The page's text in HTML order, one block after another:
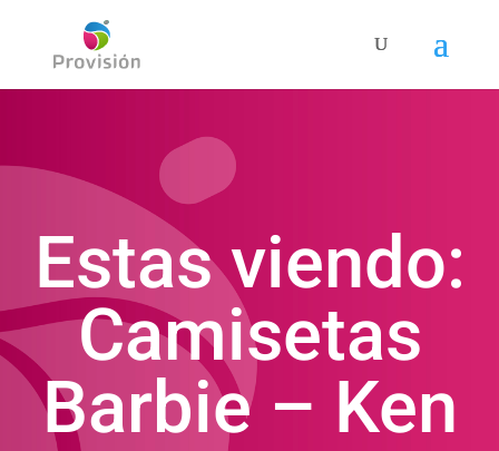
Estas viendo:
Camisetas
Barbie – Ken